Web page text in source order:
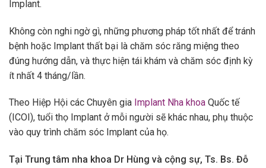
Implant.
Không còn nghi ngờ gì, những phương pháp tốt nhất để tránh
bệnh hoặc Implant thất bại là chăm sóc răng miệng theo
đúng hướng dẫn, và thực hiện tái khám và chăm sóc định kỳ
ít nhất 4 tháng/lần.
Theo Hiệp Hội các Chuyên gia Implant Nha khoa Quốc tế
(ICOI), tuổi thọ Implant ở mỗi người sẽ khác nhau, phụ thuộc
vào quy trình chăm sóc Implant của họ.
Tại Trung tâm nha khoa Dr Hùng và cộng sự, Ts. Bs. Đỗ